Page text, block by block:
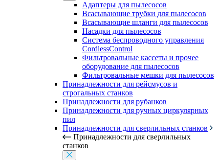
Адаптеры для пылесосов
Всасывающие трубки для пылесосов
Всасывающие шланги для пылесосов
Насадки для пылесосов
Система беспроводного управления
CordlessControl
Фильтровальные кассеты и прочее
оборудование для пылесосов
Фильтровальные мешки для пылесосов
Принадлежности для рейсмусов и
строгальных станков
Принадлежности для рубанков
Принадлежности для ручных циркулярных
пил
Принадлежности для сверлильных станков
Принадлежности для сверлильных
станков